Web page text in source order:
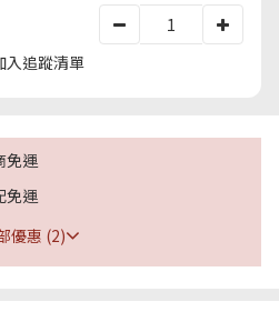
入追蹤清單
免運
免運
優惠 (2)